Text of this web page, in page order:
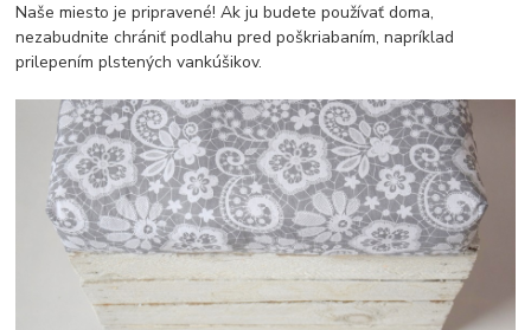
Naše miesto je pripravené! Ak ju budete používať doma,
nezabudnite chrániť podlahu pred poškriabaním, napríklad
prilepením plstených vankúšikov.